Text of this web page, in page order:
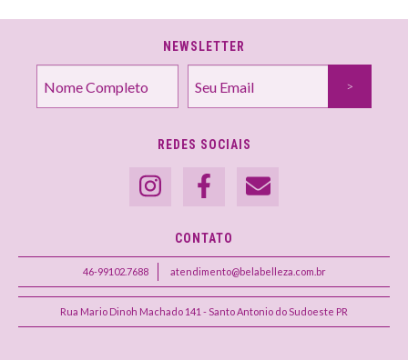
NEWSLETTER
REDES SOCIAIS
CONTATO
46-99102.7688 atendimento@belabelleza.com.br
Rua Mario Dinoh Machado 141 - Santo Antonio do Sudoeste PR